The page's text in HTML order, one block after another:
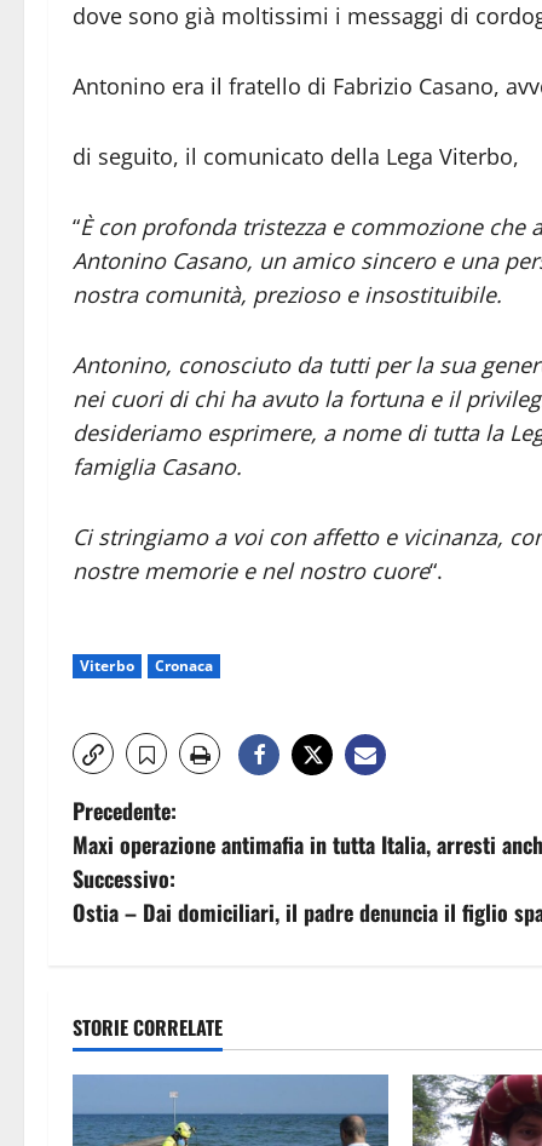
dove sono già moltissimi i messaggi di
Antonino era il fratello di Fabrizio Casano,
di seguito, il comunicato della Lega Viterbo,
“È con profonda tristezza e commozione
Antonino Casano, un amico sincero e una
nostra comunità, prezioso e insostituibile.
Antonino, conosciuto da tutti per la sua
nei cuori di chi ha avuto la fortuna e il
desideriamo esprimere, a nome di tutta la
famiglia Casano.
Ci stringiamo a voi con affetto e vicinanza,
nostre memorie e nel nostro cuore“.
Viterbo Cronaca
N
a
v
g
a
z
Precedente:
Maxi operazione antimafia in tutta Italia, arresti
Successivo:
Ostia – Dai domiciliari, il padre denuncia il figlio
STORIE CORRELATE